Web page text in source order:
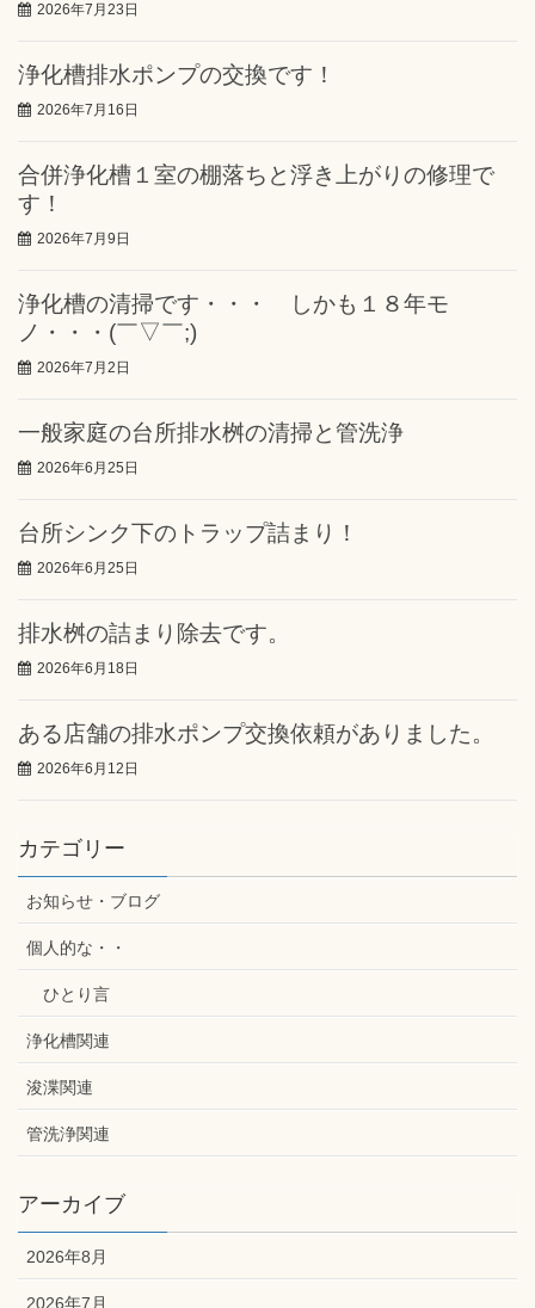
2026年7月23日
浄化槽排水ポンプの交換です！
2026年7月16日
合併浄化槽１室の棚落ちと浮き上がりの修理で
す！
2026年7月9日
浄化槽の清掃です・・・ しかも１８年モ
ノ・・・(￣▽￣;)
2026年7月2日
一般家庭の台所排水桝の清掃と管洗浄
2026年6月25日
台所シンク下のトラップ詰まり！
2026年6月25日
排水桝の詰まり除去です。
2026年6月18日
ある店舗の排水ポンプ交換依頼がありました。
2026年6月12日
カテゴリー
お知らせ・ブログ
個人的な・・
ひとり言
浄化槽関連
浚渫関連
管洗浄関連
アーカイブ
2026年8月
2026年7月